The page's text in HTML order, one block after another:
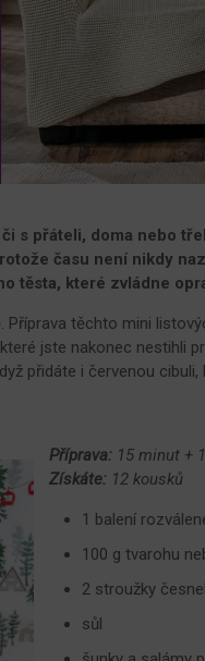
s přáteli, doma nebo
času není nikdy
těsta, které zvládne
Příprava těchto mini
jste nakonec nestihli
přidáte i červenou
Příprava:15 minut +
Získáte:12 kousků
1 balení
100 g tvarohu
2 stroužky
sůl